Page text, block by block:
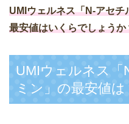
UMIウェルネス「N-アセ
最安値はいくらでしょうか
UMIウェルネス
ミン」の最安値は